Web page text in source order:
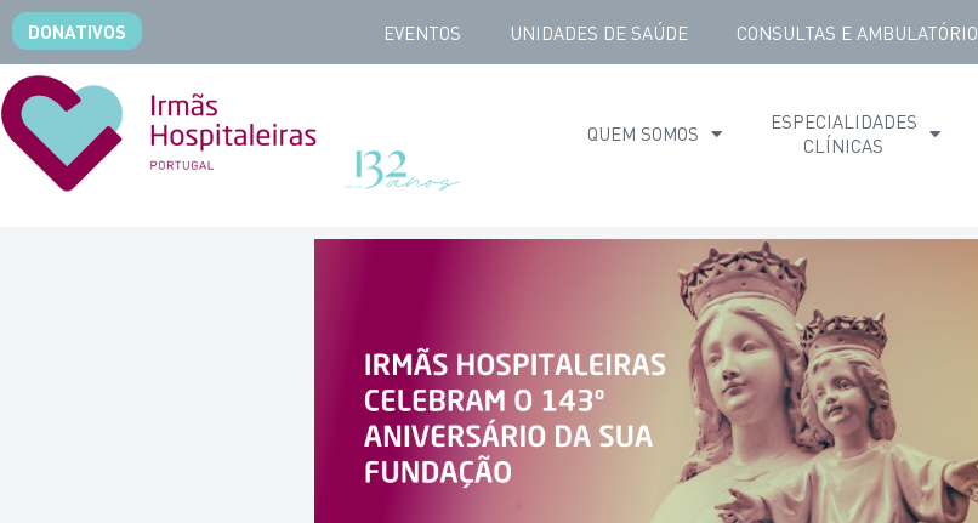
DONATIVOS EVENTOS UNIDADES DE SAÚDE CONSULTAS E AMBULATÓRIO
QUEM SOMOS
ESPECIALIDADES
CLÍNICAS